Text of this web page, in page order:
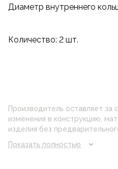
Диаметр внутреннего
Количество: 2 шт.
Производитель оставляет за
изменения в конструкцию,
изделия без
отличаться от реального
Показать полностью